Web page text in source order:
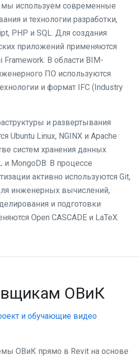
мы используем современные
и технологии разработки,
PHP и SQL. Для создания
приложений применяются
Framework. В области BIM-
ПО используются
и формат IFC (Industry
и развертывания
Ubuntu Linux, NGINX и Apache
систем хранения данных
и MongoDB. В процессе
активно используются Git,
инженерных вычислений,
и подготовки
Open CASCADE и LaTeX.
ОВиК
и обучающие видео
ОВиК прямо в Revit на основе